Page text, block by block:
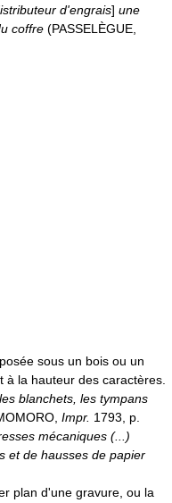
d'engrais] une
coffre (PASSELÈGUE,
sous un bois ou un
à la hauteur des caractères.
blanchets, les tympans
Impr. 1793, p.
mécaniques (...)
et de hausses de papier
plan d'une gravure, ou la